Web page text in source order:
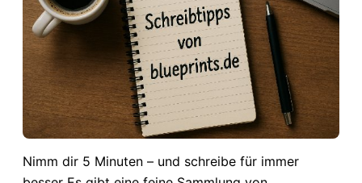
Nimm dir 5 Minuten – und schreibe für immer